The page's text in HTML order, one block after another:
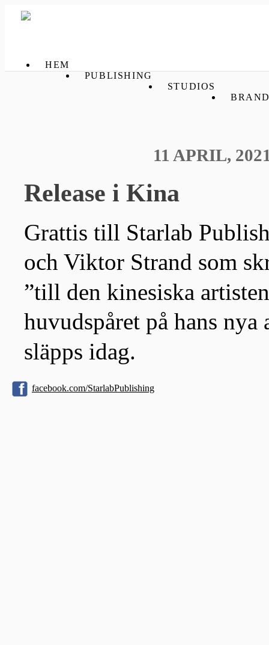
HEM
PUBLISHING
STUDIOS
11 APRIL,
Release i Kina
Grattis till Starlab
och Viktor Strand som
”till den kinesiska
huvudspåret på hans
släpps idag.
facebook.com/StarlabPublishing